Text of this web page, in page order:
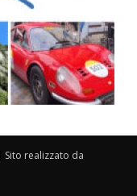
Sito realizzato da